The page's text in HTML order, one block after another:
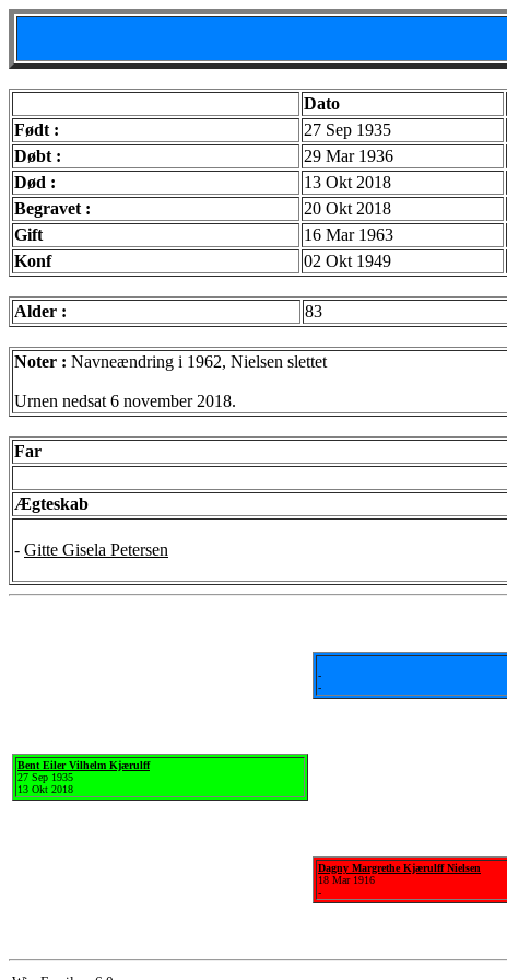
Dato
Født :
27 Sep 1935
Døbt :
29 Mar 1936
Død :
13 Okt 2018
Begravet :
20 Okt 2018
Gift
16 Mar 1963
Konf
02 Okt 1949
Alder : 83
Noter : Navneændring i 1962, Nielsen slettet
Urnen nedsat 6 november 2018.
Far
Ægteskab
- Gitte Gisela Petersen
Bent Eiler Vilhelm Kjærulff
27 Sep 1935
13 Okt 2018
-
-
Dagny Margrethe Kjærulff Nielsen
18 Mar 1916
-